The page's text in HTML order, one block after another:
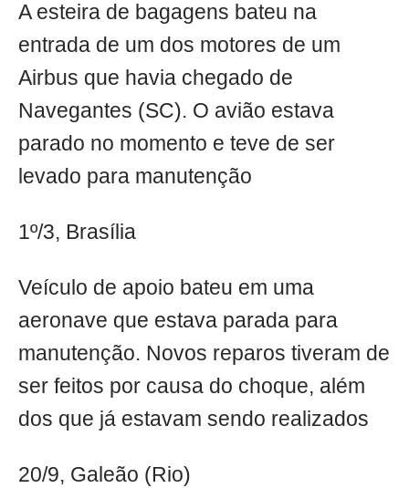
A esteira de bagagens bateu na
entrada de um dos motores de um
Airbus que havia chegado de
Navegantes (SC). O avião estava
parado no momento e teve de ser
levado para manutenção
1º/3, Brasília
Veículo de apoio bateu em uma
aeronave que estava parada para
manutenção. Novos reparos tiveram de
ser feitos por causa do choque, além
dos que já estavam sendo realizados
20/9, Galeão (Rio)